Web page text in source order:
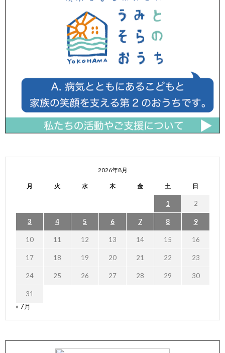
2026年8月
月 火 水 木 金 土 日
1 2
3 4 5 6 7 8 9
10 11 12 13 14 15 16
17 18 19 20 21 22 23
24 25 26 27 28 29 30
31
« 7月